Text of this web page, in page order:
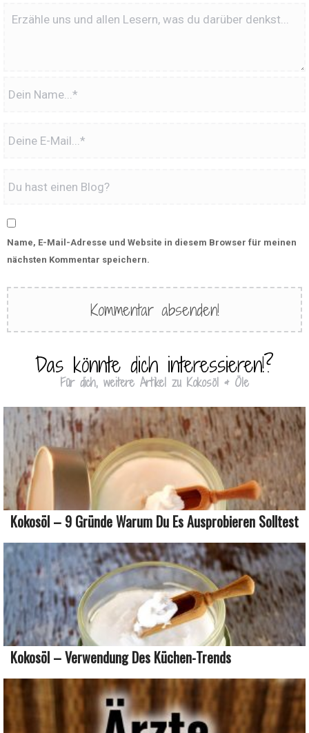
Name, E-Mail-Adresse und Website in diesem Browser für meinen
nächsten Kommentar speichern.
Das könnte dich interessieren!?
Für dich, weitere Artikel zu Kokosöl & Öle
Kokosöl – 9 Gründe Warum Du Es Ausprobieren Solltest
Kokosöl – Verwendung Des Küchen-Trends